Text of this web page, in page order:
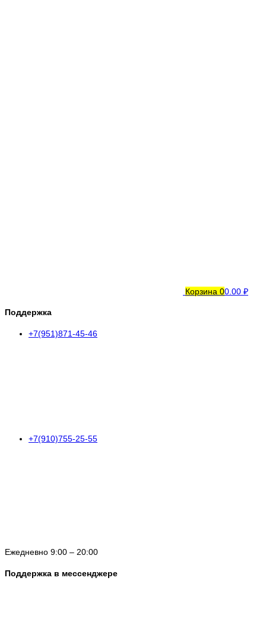
Корзина 00.00 ₽
Поддержка
+7(951)871-45-46
+7(910)755-25-55
Ежедневно 9:00 – 20:00
Поддержка в мессенджере